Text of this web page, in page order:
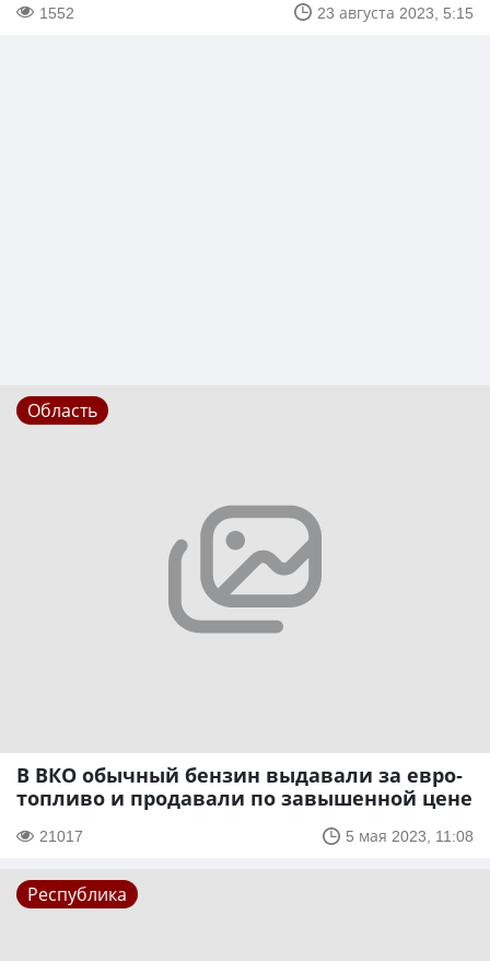
1552 23 августа 2023, 5:15
Область
В ВКО обычный бензин выдавали за евро-
топливо и продавали по завышенной цене
21017 5 мая 2023, 11:08
Республика